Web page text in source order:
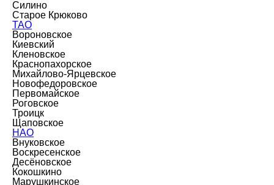
Силино
Старое Крюково
ТАО
Вороновское
Киевский
Кленовское
Краснопахорское
Михайлово-Ярцевское
Новофедоровское
Первомайское
Роговское
Троицк
Щаповское
НАО
Внуковское
Воскресенское
Десёновское
Кокошкино
Марушкинское